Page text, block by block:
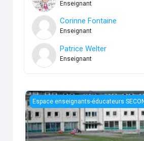
Enseignant
Corinne Fontaine
Enseignant
Patrice Welter
Enseignant
Internat
Espace enseignants-éducateurs